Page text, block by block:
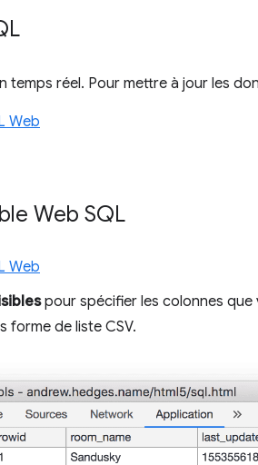
temps réel. Pour mettre à jour les
Web
Web SQL
Web
pour spécifier les colonnes que
forme de liste CSV.